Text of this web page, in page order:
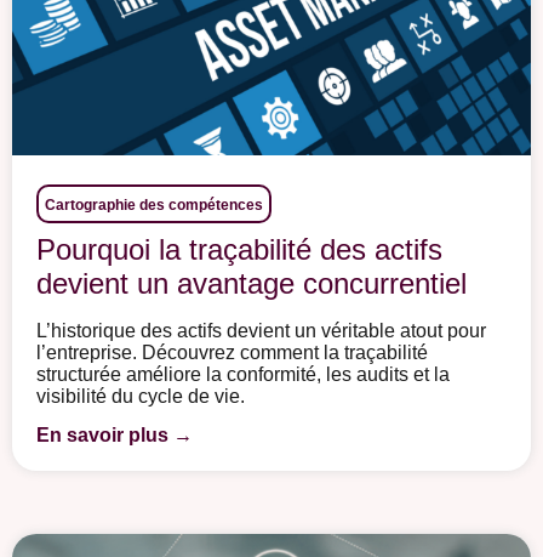
Cartographie des compétences
Pourquoi la traçabilité des actifs
devient un avantage concurrentiel
L’historique des actifs devient un véritable atout pour
l’entreprise. Découvrez comment la traçabilité
structurée améliore la conformité, les audits et la
visibilité du cycle de vie.
En savoir plus →